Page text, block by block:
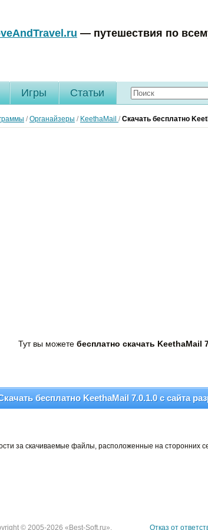
— путешествия по
Игры Статьи
/ Органайзеры / KeethaMail / Скачать бесплатно
Тут вы можете бесплатно скачать KeethaMail
бесплатно KeethaMail 7.0.1.0 c сайта
за скачиваемые файлы, расположенные на сторонних
© 2005-2026 «Best-Soft.ru». Отказ от